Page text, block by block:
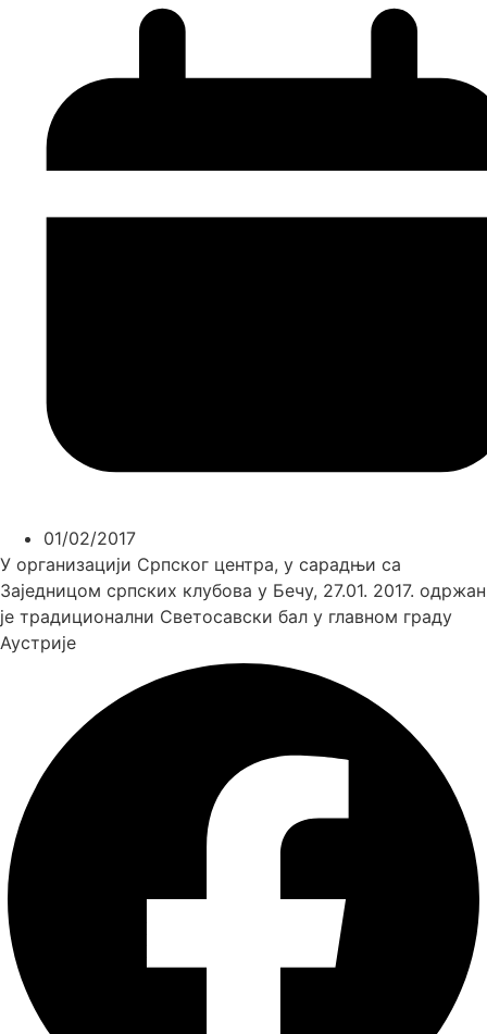
01/02/2017
У организацији Српског центра, у сарадњи са
Заједницом српских клубова у Бечу, 27.01. 2017. одржан
је традиционални Светосавски бал у главном граду
Аустрије